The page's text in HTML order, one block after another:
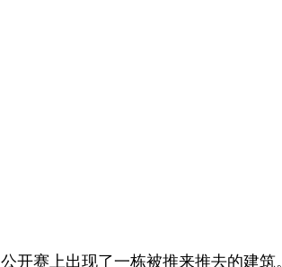
开赛上出现了一栋被推来推去的建筑。